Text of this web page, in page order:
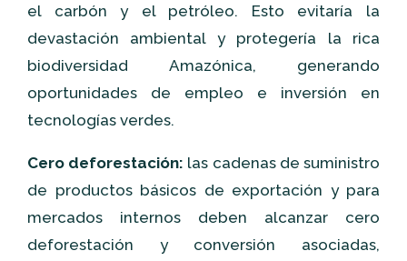
el carbón y el petróleo. Esto evitaría la
devastación ambiental y protegería la rica
biodiversidad Amazónica, generando
oportunidades de empleo e inversión en
tecnologías verdes.
Cero deforestación: las cadenas de suministro
de productos básicos de exportación y para
mercados internos deben alcanzar cero
deforestación y conversión asociadas,